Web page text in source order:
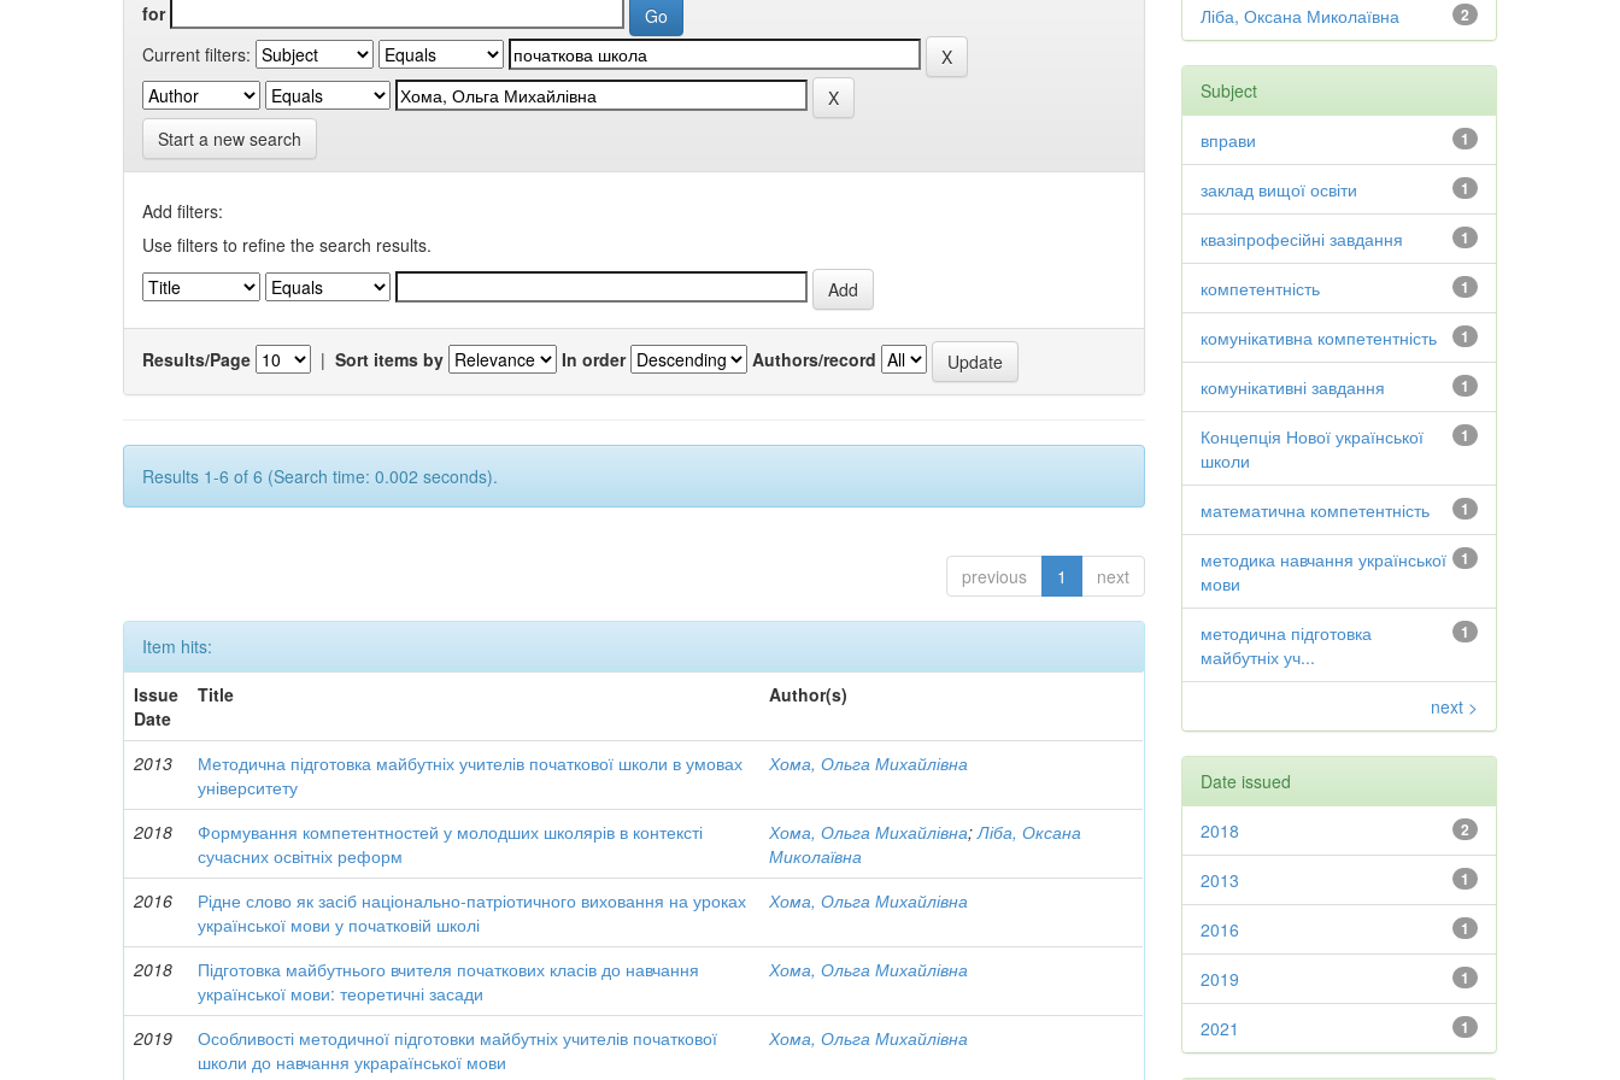
for
Current filters:
Start a new search
Add filters:
Use filters to refine the search results.
Results/Page | Sort items by In order Authors/record
Results 1-6 of 6 (Search time: 0.002 seconds).
previous 1 next
Item hits:
Issue
Date
Title Author(s)
2013
Методична підготовка майбутніх учителів початкової школи в умовах
університету
Хома, Ольга Михайлівна
2018
Формування компетентностей у молодших школярів в контексті
сучасних освітніх реформ
Хома, Ольга Михайлівна;Ліба, Оксана
Миколаївна
2016
Рідне слово як засіб національно-патріотичного виховання на уроках
української мови у початковій школі
Хома, Ольга Михайлівна
2018
Підготовка майбутнього вчителя початкових класів до навчання
української мови: теоретичні засади
Хома, Ольга Михайлівна
2019
Особливості методичної підготовки майбутніх учителів початкової
школи до навчання украраїнської мови
Хома, Ольга Михайлівна
2
Ліба, Оксана Миколаївна
Subject
1
вправи
1
заклад вищої освіти
1
квазіпрофесійні завдання
1
компетентність
1
комунікативна компетентність
1
комунікативні завдання
1
Концепція Нової української
школи
1
математична компетентність
1
методика навчання української
мови
1
методична підготовка
майбутніх уч...
next >
Date issued
2
2018
1
2013
1
2016
1
2019
1
2021